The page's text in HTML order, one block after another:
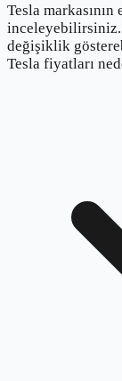
Tesla
inceleyebilirsiniz.
değişiklik
Tesla fiyatları